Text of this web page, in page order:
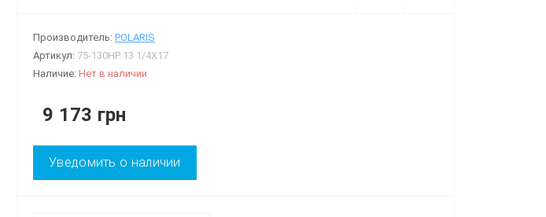
Производитель: POLARIS
Артикул: 75-130HP 13 1/4X17
Наличие: Нет в наличии
9 173 грн
Уведомить о наличии